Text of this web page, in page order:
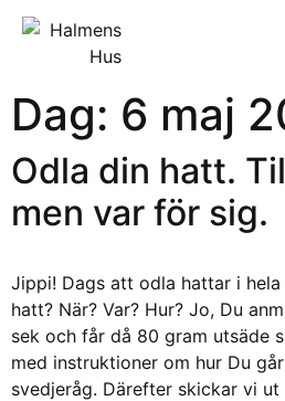
Dag: 6 maj
Odla din hatt.
men var för sig.
Jippi! Dags att odla hattar i
hatt? När? Var? Hur? Jo, Du
sek och får då 80 gram utsäde
med instruktioner om hur Du
svedjeråg. Därefter skickar vi